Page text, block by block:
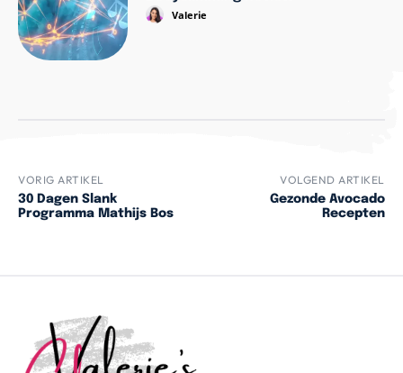
Valerie
VORIG ARTIKEL
30 Dagen Slank
Programma Mathijs Bos
VOLGEND ARTIKEL
Gezonde Avocado
Recepten